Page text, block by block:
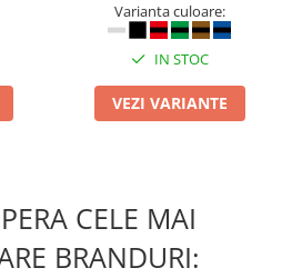
Varianta culoare:
IN STOC
VEZI VARIANTE
CELE MAI
BRANDURI: